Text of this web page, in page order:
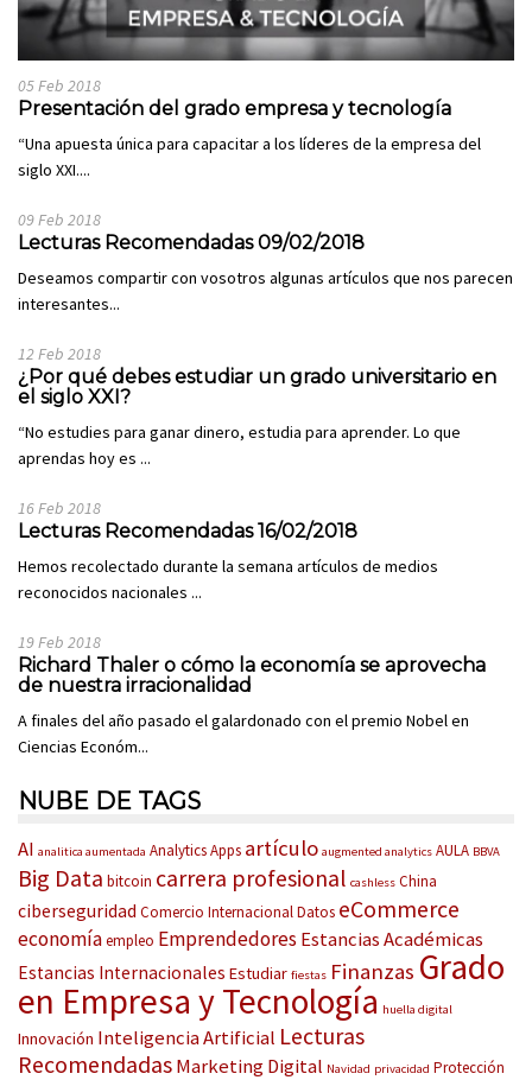
05 Feb 2018
Presentación del grado empresa y tecnología
“Una apuesta única para capacitar a los líderes de la empresa del
siglo XXI....
09 Feb 2018
Lecturas Recomendadas 09/02/2018
Deseamos compartir con vosotros algunas artículos que nos parecen
interesantes...
12 Feb 2018
¿Por qué debes estudiar un grado universitario en
el siglo XXI?
“No estudies para ganar dinero, estudia para aprender. Lo que
aprendas hoy es ...
16 Feb 2018
Lecturas Recomendadas 16/02/2018
Hemos recolectado durante la semana artículos de medios
reconocidos nacionales ...
19 Feb 2018
Richard Thaler o cómo la economía se aprovecha
de nuestra irracionalidad
A finales del año pasado el galardonado con el premio Nobel en
Ciencias Económ...
NUBE DE TAGS
AI analitica aumentada AnalyticsApps artículo augmented analytics AULA BBVA
Big Data bitcoin carrera profesional cashless China
ciberseguridad Comercio InternacionalDatos eCommerce
economíaempleo EmprendedoresEstancias Académicas
Estancias Internacionales Estudiar fiestas Finanzas Grado
en Empresa y Tecnología huella digital
Innovación Inteligencia Artificial Lecturas
RecomendadasMarketing Digital Navidad privacidad Protección